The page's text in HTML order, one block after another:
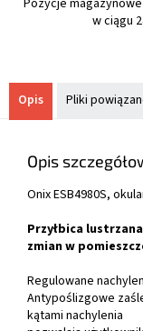
w ciągu
Opis Pliki
Opis
Onix ESB4980S,
Przyłbica
zmian w
Regulowane
Antypoślizgowe
kątami nachylenia